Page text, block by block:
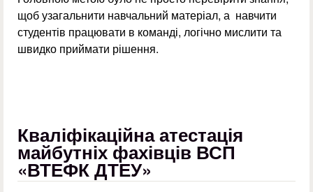
щоб узагальнити навчальний матеріал, а навчити
студентів працювати в команді, логічно мислити та
швидко приймати рішення.
Кваліфікаційна атестація
майбутніх фахівців ВСП
«ВТЕФК ДТЕУ»